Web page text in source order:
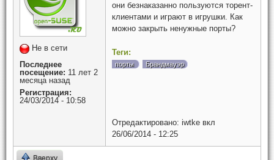
Не в сети
Последнее
посещение: 11 лет 2
месяца назад
Регистрация:
24/03/2014 - 10:58
они безнаказанно пользуются торент-
клиентами и играют в игрушки. Как
можно закрыть ненужные порты?
Теги:
порты Брандмауэр
Отредактировано: iwtke вкл
26/06/2014 - 12:25
Вверху